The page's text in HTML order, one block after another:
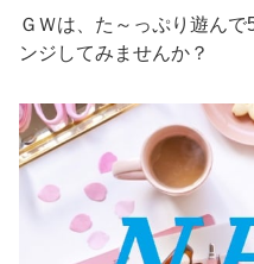
ＧＷは、た～っぷり遊ん
ンジしてみませんか？